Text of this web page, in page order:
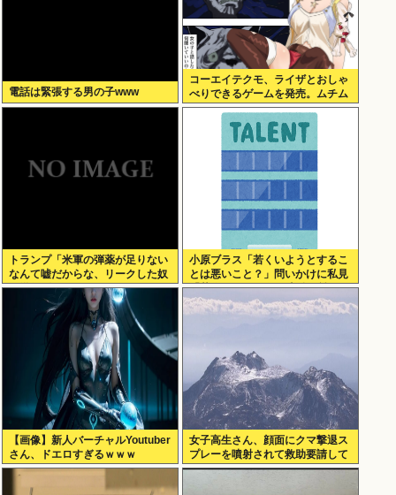
電話は緊張する男の子www
コーエイテクモ、ライザとおしゃ
べりできるゲームを発売。ムチム
チムワァ
トランプ「米軍の弾薬が足りない
なんて嘘だからな、リークした奴
は懲役刑だ！」
小原ブラス「若くいようとするこ
とは悪いこと？」問いかけに私見
「若作りして20代の土俵で戦おう
とし出すとクソ痛いヤツに…」
【画像】新人バーチャルYoutuber
さん、ドエロすぎるｗｗｗ
女子高生さん、顔面にクマ撃退ス
プレーを噴射されて救助要請して
しまう